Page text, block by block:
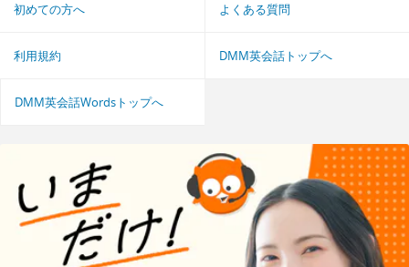
初めての方へ よくある質問
利用規約 DMM英会話トップへ
DMM英会話Wordsトップへ